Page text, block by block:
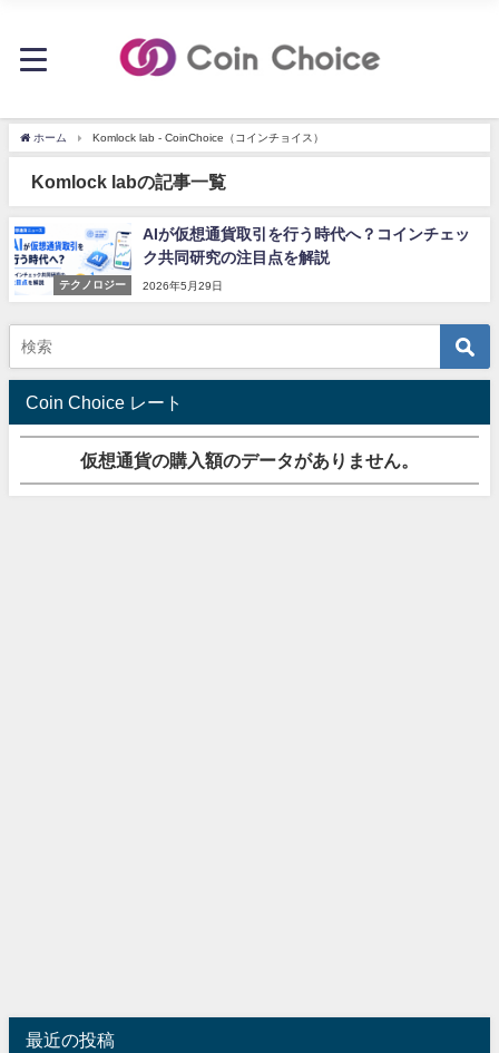
ホーム Komlock lab - CoinChoice（コインチョイス）
Komlock labの記事一覧
テクノロジー
AIが仮想通貨取引を行う時代へ？コインチェッ
ク共同研究の注目点を解説
2026年5月29日
Coin Choice レート
仮想通貨の購入額のデータがありません。
最近の投稿